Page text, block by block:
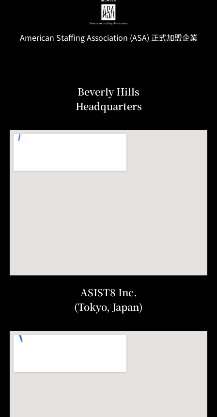
American StaffingAssociation (ASA) 正式加盟企業
Beverly Hills
Headquarters
ASIST8 Inc.
(Tokyo, Japan)